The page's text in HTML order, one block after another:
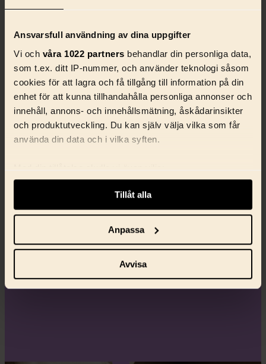
Ansvarsfull användning av dina uppgifter
Vi och våra 1022 partners behandlar din personliga data,
som t.ex. ditt IP-nummer, och använder teknologi såsom
cookies för att lagra och få tillgång till information på din
enhet för att kunna tillhandahålla personliga annonser och
innehåll, annons- och innehållsmätning, åskådarinsikter
och produktutveckling. Du kan själv välja vilka som får
använda din data och i vilka syften.
Med din tillåtelse skulle vi även vilja:
som kan ha en noggrannhet på upp till flera meter
Identifiera din enhet genom att aktivt skanna den
för specifika kännetecken (fingeravtryck)
Ta reda på mer om hur dina personliga uppgifter
Tillåt alla
Anpassa
Avvisa